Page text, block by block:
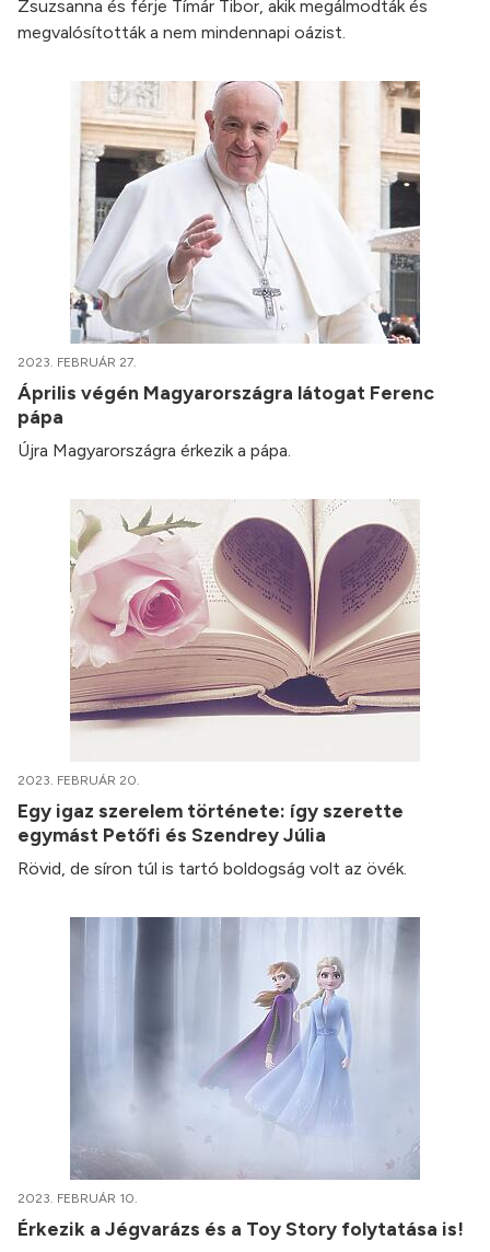
Zsuzsanna és férje Tímár Tibor, akik megálmodták és
megvalósították a nem mindennapi oázist.
2023. FEBRUÁR 27.
Április végén Magyarországra látogat Ferenc
pápa
Újra Magyarországra érkezik a pápa.
2023. FEBRUÁR 20.
Egy igaz szerelem története: így szerette
egymást Petőfi és Szendrey Júlia
Rövid, de síron túl is tartó boldogság volt az övék.
2023. FEBRUÁR 10.
Érkezik a Jégvarázs és a Toy Story folytatása is!